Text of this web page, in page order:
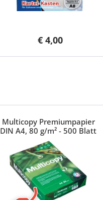
€ 4,00
Multicopy Premiumpapier
DIN A4, 80 g/m² - 500 Blatt